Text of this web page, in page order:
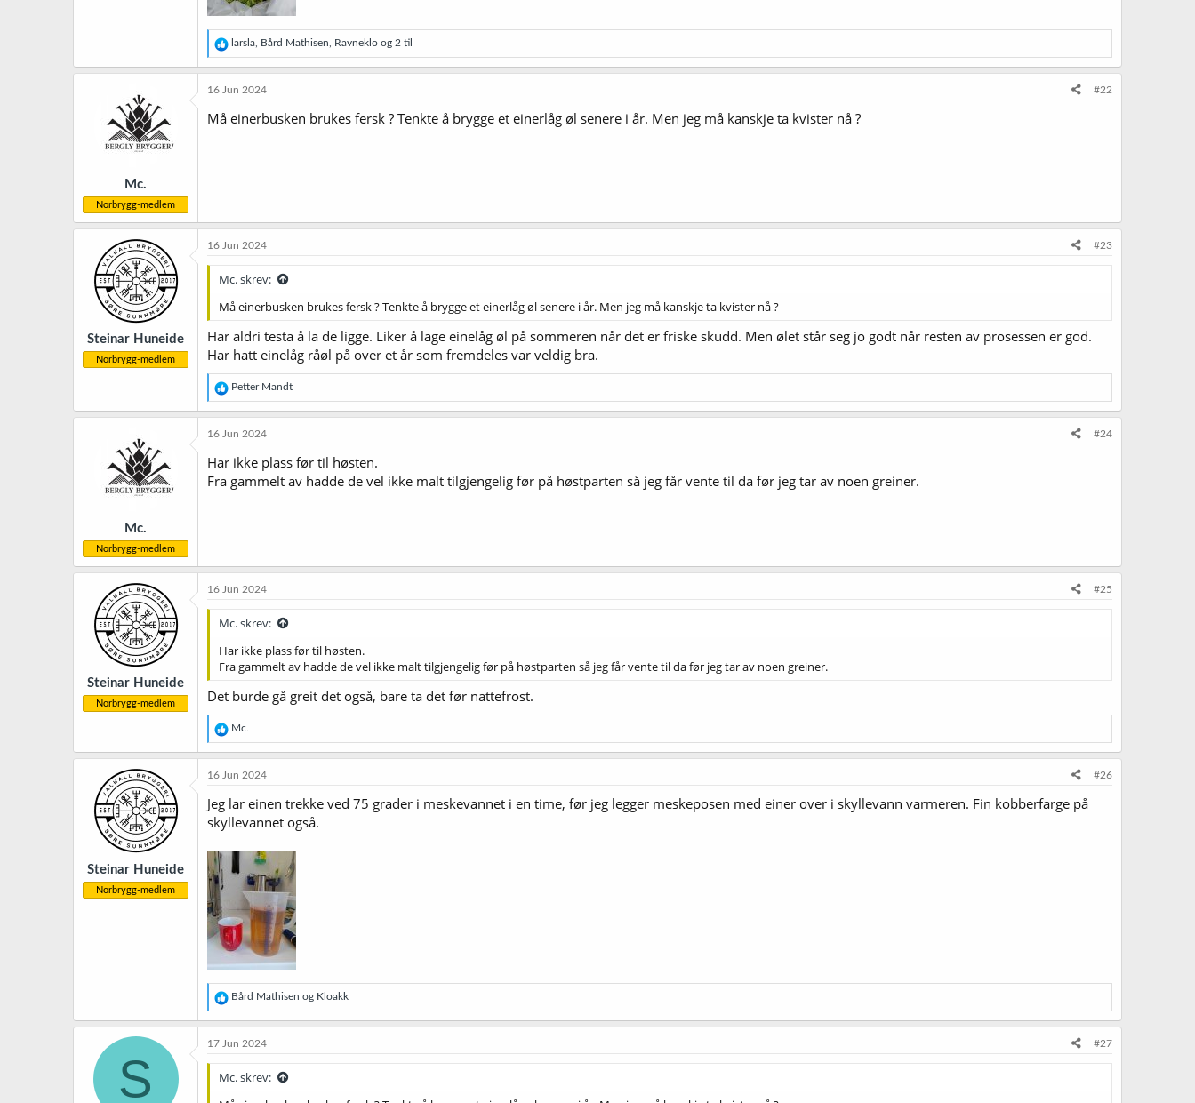
R
e
a
o
larsla Bård Mathisen Ravneklo og 2 til
Mc.
Norbrygg-medlem
16 Jun 2024 #22
Må einerbusken brukes fersk ? Tenkte å brygge et einerlåg øl senere i år. Men jeg må kanskje ta kvister nå ?
Steinar Huneide
Norbrygg-medlem
16 Jun 2024 #23
Mc. skrev:
Må einerbusken brukes fersk ? Tenkte å brygge et einerlåg øl senere i år. Men jeg må kanskje ta kvister nå ?
Har aldri testa å la de ligge. Liker å lage einelåg øl på sommeren når det er friske skudd. Men ølet står seg jo godt når resten av prosessen er god.
Har hatt einelåg råøl på over et år som fremdeles var veldig bra.
R
e
a
o
n
Petter Mandt
Mc.
Norbrygg-medlem
16 Jun 2024 #24
Har ikke plass før til høsten.
Fra gammelt av hadde de vel ikke malt tilgjengelig før på høstparten så jeg får vente til da før jeg tar av noen greiner.
Steinar Huneide
Norbrygg-medlem
16 Jun 2024 #25
Mc. skrev:
Har ikke plass før til høsten.
Fra gammelt av hadde de vel ikke malt tilgjengelig før på høstparten så jeg får vente til da før jeg tar av noen greiner.
Det burde gå greit det også, bare ta det før nattefrost.
R
e
a
j
o
n
:
Mc.
Steinar Huneide
Norbrygg-medlem
16 Jun 2024 #26
Jeg lar einen trekke ved 75 grader i meskevannet i en time, før jeg legger meskeposen med einer over i skyllevann varmeren. Fin kobberfarge på
skyllevannet også.
R
e
a
j
o
Bård Mathisen og Kloakk
S
17 Jun 2024 #27
Mc. skrev: